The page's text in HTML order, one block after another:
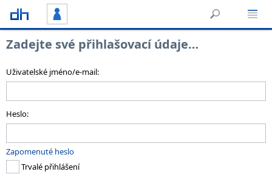
Zadejte své přihlašovací údaje…
Uživatelské jméno/e-mail:
Heslo:
Zapomenuté heslo
Trvalé přihlášení